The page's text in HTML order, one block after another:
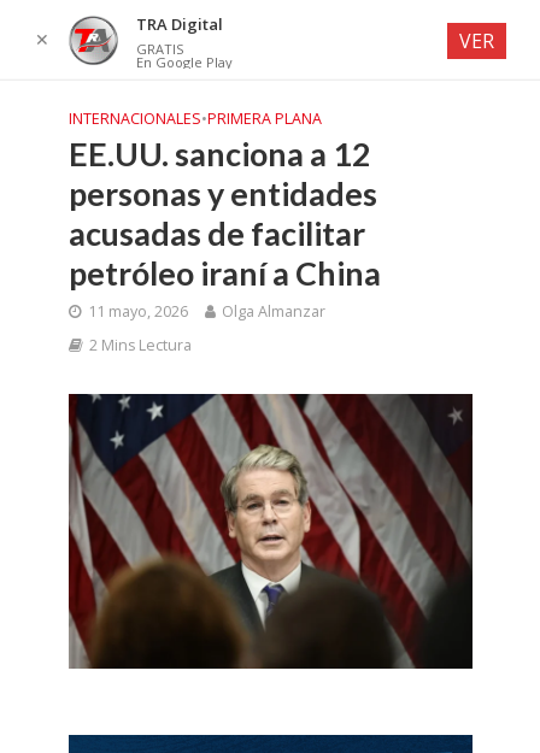
INTERNACIONALES•PRIMERA PLANA
EE.UU. sanciona a 12
personas y entidades
acusadas de facilitar
petróleo iraní a China
11 mayo, 2026
Olga Almanzar
2 Mins Lectura
✕
TRA Digital
GRATIS
En Google Play
VER